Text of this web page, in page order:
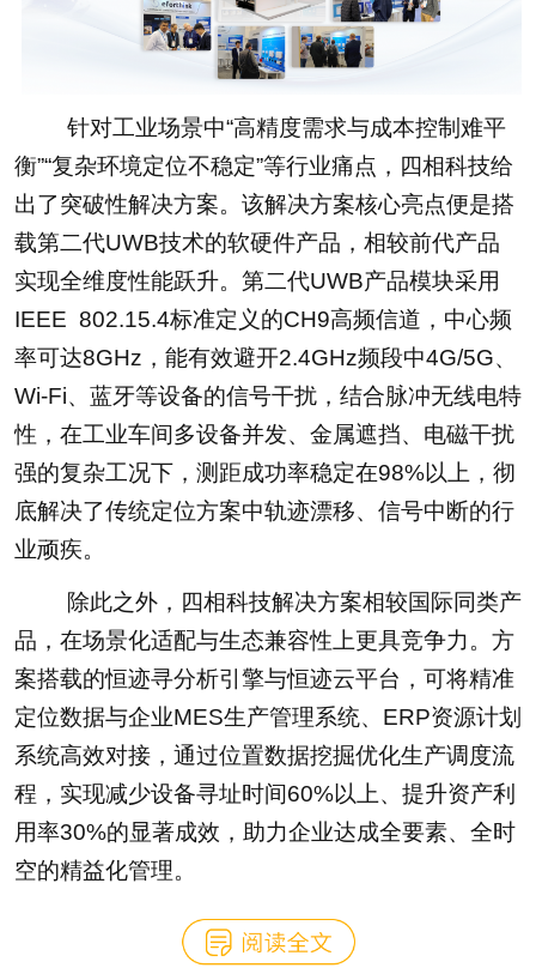
针对工业场景中“高精度需求与成本控制难平
衡”“复杂环境定位不稳定”等行业痛点，四相科技给
出了突破性解决方案。该解决方案核心亮点便是搭
载第二代UWB技术的软硬件产品，相较前代产品
实现全维度性能跃升。第二代UWB产品模块采用
IEEE 802.15.4标准定义的CH9高频信道，中心频
率可达8GHz，能有效避开2.4GHz频段中4G/5G、
Wi-Fi、蓝牙等设备的信号干扰，结合脉冲无线电特
性，在工业车间多设备并发、金属遮挡、电磁干扰
强的复杂工况下，测距成功率稳定在98%以上，彻
底解决了传统定位方案中轨迹漂移、信号中断的行
业顽疾。
除此之外，四相科技解决方案相较国际同类产
品，在场景化适配与生态兼容性上更具竞争力。方
案搭载的恒迹寻分析引擎与恒迹云平台，可将精准
定位数据与企业MES生产管理系统、ERP资源计划
系统高效对接，通过位置数据挖掘优化生产调度流
程，实现减少设备寻址时间60%以上、提升资产利
用率30%的显著成效，助力企业达成全要素、全时
空的精益化管理。